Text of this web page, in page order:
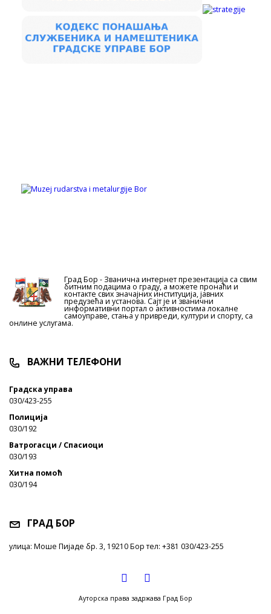
Град Бор - Званична интернет презентација са свим
битним подацима о граду, а можете пронаћи и
контакте свих значајних институција, јавних
предузећа и установа. Сајт је и званични
информативни портал о активностима локалне
самоуправе, стања у привреди, култури и спорту, са
онлине услугама.
ВАЖНИ ТЕЛЕФОНИ
Градска управа
030/423-255
Полиција
030/192
Ватрогасци / Спасиоци
030/193
Хитна помоћ
030/194
ГРАД БОР
улица: Моше Пијаде бр. 3, 19210 Бор тел: +381 030/423-255
Ауторска права задржава Град Бор